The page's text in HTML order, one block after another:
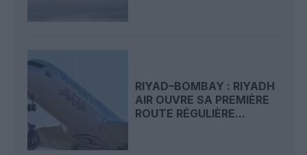
RIYAD–BOMBAY : RIYADH
AIR OUVRE SA PREMIÈRE
ROUTE RÉGULIÈRE...